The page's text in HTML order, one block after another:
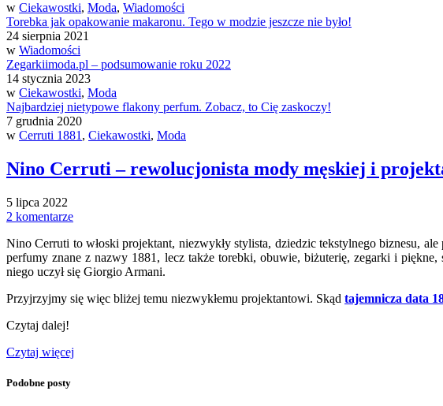
w Ciekawostki, Moda, Wiadomości
Torebka jak opakowanie makaronu. Tego w modzie jeszcze nie było!
24 sierpnia 2021
w Wiadomości
Zegarkiimoda.pl – podsumowanie roku 2022
14 stycznia 2023
w Ciekawostki, Moda
Najbardziej nietypowe flakony perfum. Zobacz, to Cię zaskoczy!
7 grudnia 2020
w Cerruti 1881 , Ciekawostki, Moda
Nino Cerruti – rewolucjonista mody męskiej i
5 lipca 2022
2 komentarze
Nino Cerruti to włoski projektant, niezwykły stylista, dziedzic tekstylnego biznesu,
perfumy znane z nazwy 1881, lecz także torebki, obuwie, biżuterię, zegarki i
niego uczył się Giorgio Armani.
Przyjrzyjmy się więc bliżej temu niezwykłemu projektantowi. Skąd tajemnicza data
Czytaj dalej!
Czytaj więcej
Podobne posty